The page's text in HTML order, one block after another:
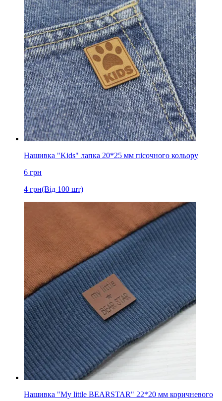
Нашивка "Kids" лапка 20*25 мм пісочного кольору
6 грн
4 грн(Від 100 шт)
Нашивка "My little BEARSTAR" 22*20 мм коричневого